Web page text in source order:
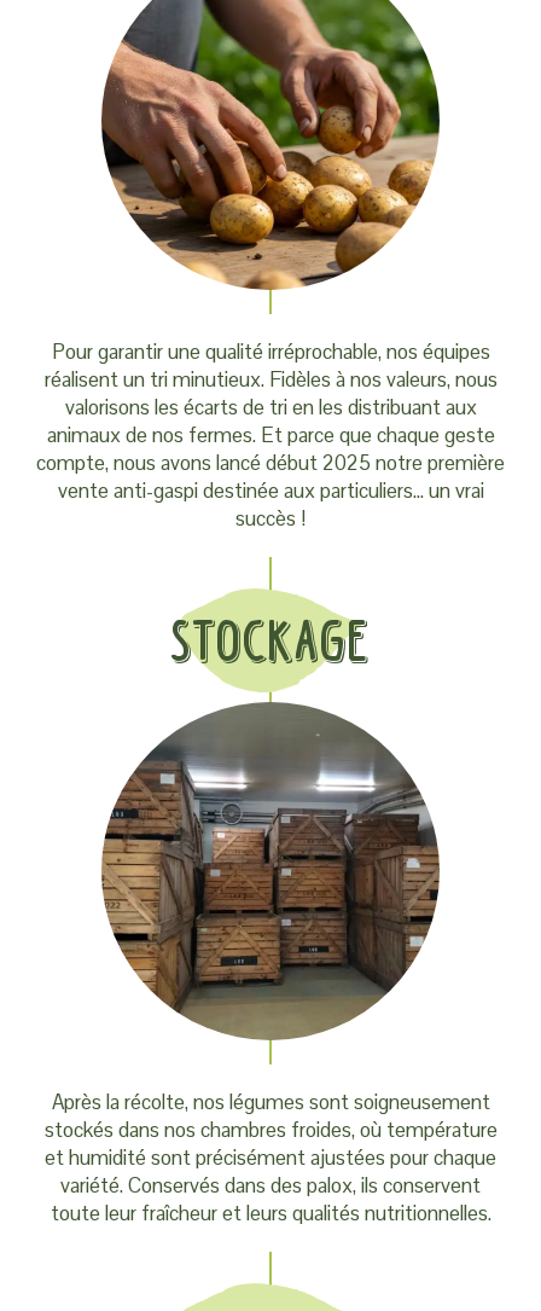
Pour garantir une qualité irréprochable, nos équipes
réalisent un tri minutieux. Fidèles à nos valeurs, nous
valorisons les écarts de tri en les distribuant aux
animaux de nos fermes. Et parce que chaque geste
compte, nous avons lancé début 2025 notre première
vente anti-gaspi destinée aux particuliers… un vrai
succès !
Stockage
Après la récolte, nos légumes sont soigneusement
stockés dans nos chambres froides, où température
et humidité sont précisément ajustées pour chaque
variété. Conservés dans des palox, ils conservent
toute leur fraîcheur et leurs qualités nutritionnelles.